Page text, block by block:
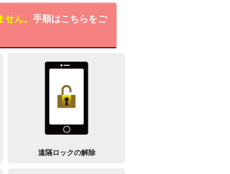
ん。 手順はこちらをご
遠隔ロックの解除